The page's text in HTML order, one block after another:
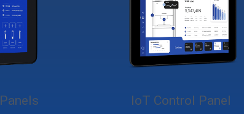
IoT Control Panel